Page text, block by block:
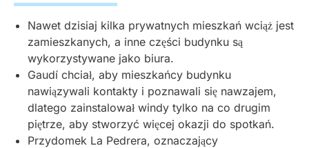
Nawet dzisiaj kilka prywatnych mieszkań wciąż jest
zamieszkanych, a inne części budynku są
wykorzystywane jako biura.
Gaudí chciał, aby mieszkańcy budynku
nawiązywali kontakty i poznawali się nawzajem,
dlatego zainstalował windy tylko na co drugim
piętrze, aby stworzyć więcej okazji do spotkań.
Przydomek La Pedrera, oznaczający